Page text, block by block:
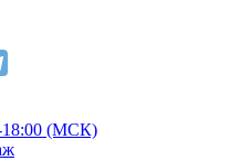
18:00 (МСК)